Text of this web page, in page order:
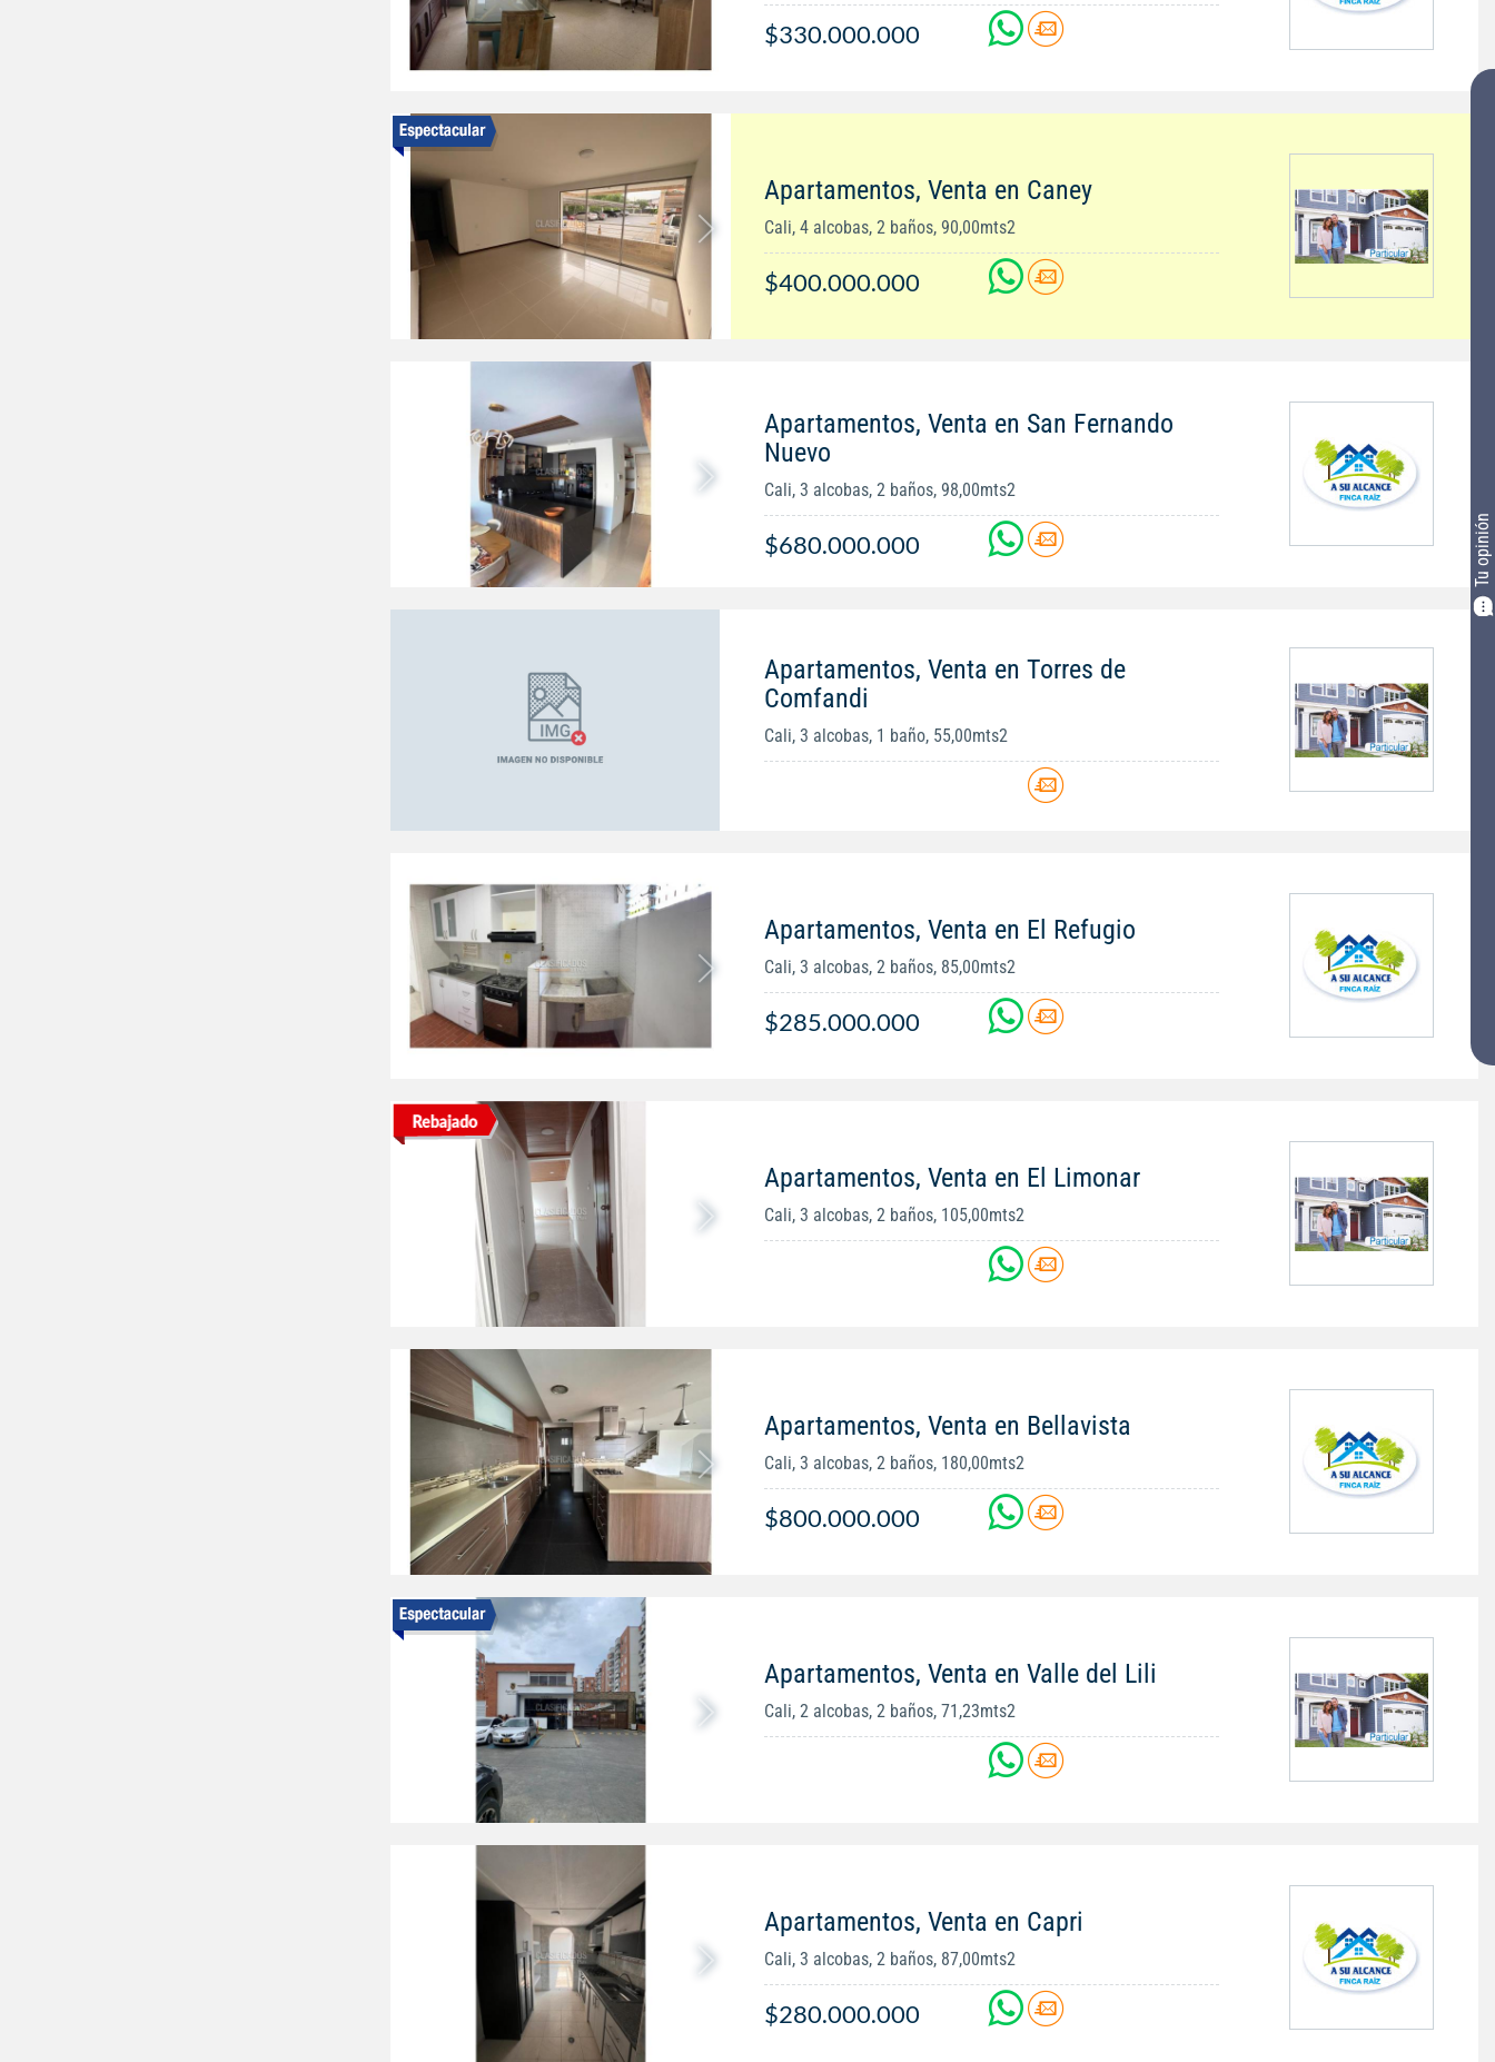
Tu opinión
$330.000.000
Apartamentos, Venta en Caney
Cali, 4 alcobas, 2 baños, 90,00mts2
$400.000.000
Apartamentos, Venta en San Fernando
Nuevo
Cali, 3 alcobas, 2 baños, 98,00mts2
$680.000.000
Apartamentos, Venta en Torres de
Comfandi
Cali, 3 alcobas, 1 baño, 55,00mts2
Apartamentos, Venta en El Refugio
Cali, 3 alcobas, 2 baños, 85,00mts2
$285.000.000
Apartamentos, Venta en El Limonar
Cali, 3 alcobas, 2 baños, 105,00mts2
Apartamentos, Venta en Bellavista
Cali, 3 alcobas, 2 baños, 180,00mts2
$800.000.000
Apartamentos, Venta en Valle del Lili
Cali, 2 alcobas, 2 baños, 71,23mts2
Apartamentos, Venta en Capri
Cali, 3 alcobas, 2 baños, 87,00mts2
$280.000.000